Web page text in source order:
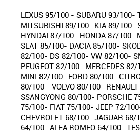
LEXUS 95/100 - SUBARU 93/100-
MITSUBISHI 89/100- KIA 89/100-
HYNDAI 87/100- HONDA 87/100-
SEAT 85/100- DACIA 85/100-
82/100- DS 82/100- VW 82/100-
PEUGEOT 82/100- MERCEDES
MINI 82/100- FORD 80/100-
80/100 - VOLVO 80/100-
SSANGYONG 80/100- PORSCHE
75/100- FIAT 75/100- JEEP 72/
CHEVROLET 68/100- JAGUAR 68/
64/100- ALFA ROMEO 64/100-